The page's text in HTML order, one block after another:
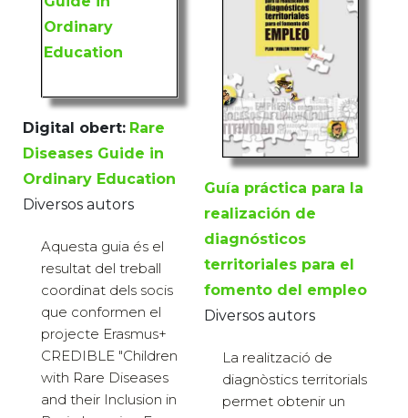
Digital obert: Rare
Diseases Guide in
Ordinary Education
Diversos autors
Aquesta guia és el
resultat del treball
coordinat dels socis
que conformen el
projecte Erasmus+
CREDIBLE "Children
with Rare Diseases
and their Inclusion in
Guía práctica para la
realización de
diagnósticos
territoriales para el
fomento del empleo
Diversos autors
La realització de
diagnòstics territorials
permet obtenir un